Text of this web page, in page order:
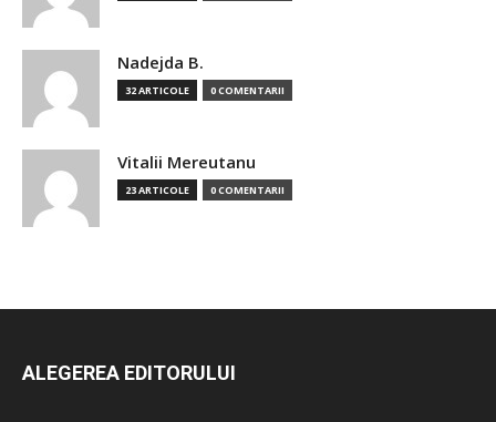
Nadejda B.
32 ARTICOLE 0 COMENTARII
Vitalii Mereutanu
23 ARTICOLE 0 COMENTARII
ALEGEREA EDITORULUI